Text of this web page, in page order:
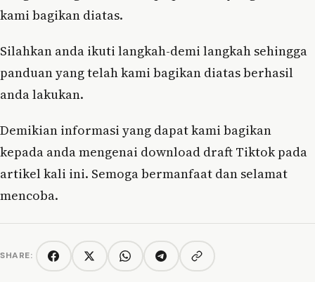
kami bagikan diatas.
Silahkan anda ikuti langkah-demi langkah sehingga
panduan yang telah kami bagikan diatas berhasil
anda lakukan.
Demikian informasi yang dapat kami bagikan
kepada anda mengenai download draft Tiktok pada
artikel kali ini. Semoga bermanfaat dan selamat
mencoba.
SHARE: FacebookTwitter/XWhatsAppTelegramCopy link